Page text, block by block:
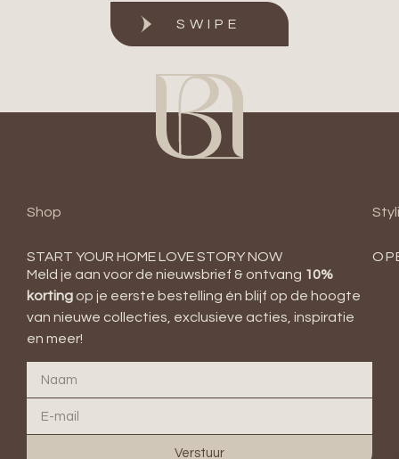
Shop
START YOUR HOME LOVE STORY NOW
Meld je aan voor de nieuwsbrief & ontvang 10%
korting op je eerste bestelling én blijf op de hoogte
van nieuwe collecties, exclusieve acties, inspiratie
en meer!
Verstuur